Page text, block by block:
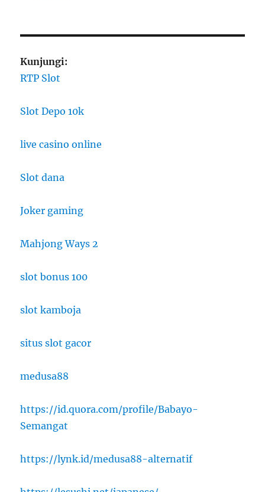
Kunjungi:
RTP Slot
Slot Depo 10k
live casino online
Slot dana
Joker gaming
Mahjong Ways 2
slot bonus 100
slot kamboja
situs slot gacor
medusa88
https://id.quora.com/profile/Babayo-
Semangat
https://lynk.id/medusa88-alternatif